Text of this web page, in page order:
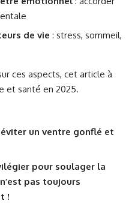
de vie : stress, sommeil,
ces aspects, cet article à
et santé en 2025.
un ventre gonflé et
pour soulager la
pas toujours
!